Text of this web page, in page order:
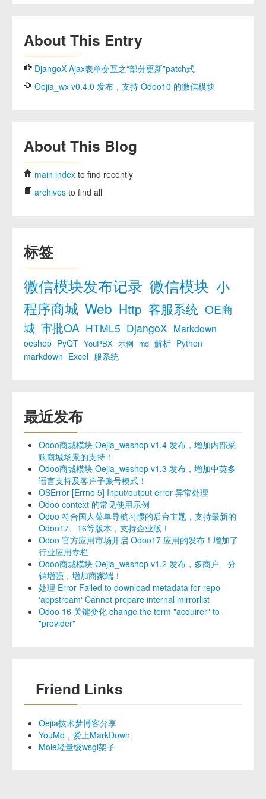
About This Entry
DjangoX Ajax表单交互之“部分更新”patch式
Oejia_wx v0.4.0 发布，支持 Odoo10 的微信模块
About This Blog
main index to find recently
archives to find all
标签
微信模块发布记录 微信模块 小
程序商城 Web Http 客服系统 OE商
城 审批OA HTML5 DjangoX Markdown
oeshop PyQT YouPBX 示例 md 解析 Python
markdown Excel 服系统
最近发布
Odoo商城模块 Oejia_weshop v1.4 发布，增加内部采
购商城场景的支持！
Odoo商城模块 Oejia_weshop v1.3 发布，增加中英多
语言支持及客户子账号模式！
OSError [Errno 5] Input/output error 异常处理
Odoo context 的常见使用示例
Odoo 符合国人菜单导航习惯的后台主题，支持最新的
Odoo17、16等版本，支持企业版！
Odoo 官方应用市场开启 Odoo17 应用的发布！增加了
行业应用专栏
Odoo商城模块 Oejia_weshop v1.2 发布，多商户、分
销增强，增加商家端！
处理 Error Failed to download metadata for repo
‘appstream‘ Cannot prepare internal mirrorlist
Odoo 16 关键变化 change the term "acquirer" to
"provider"
Friend Links
Oejia技术梦博客分享
YouMd，爱上MarkDown
Mole轻量级wsgi架子